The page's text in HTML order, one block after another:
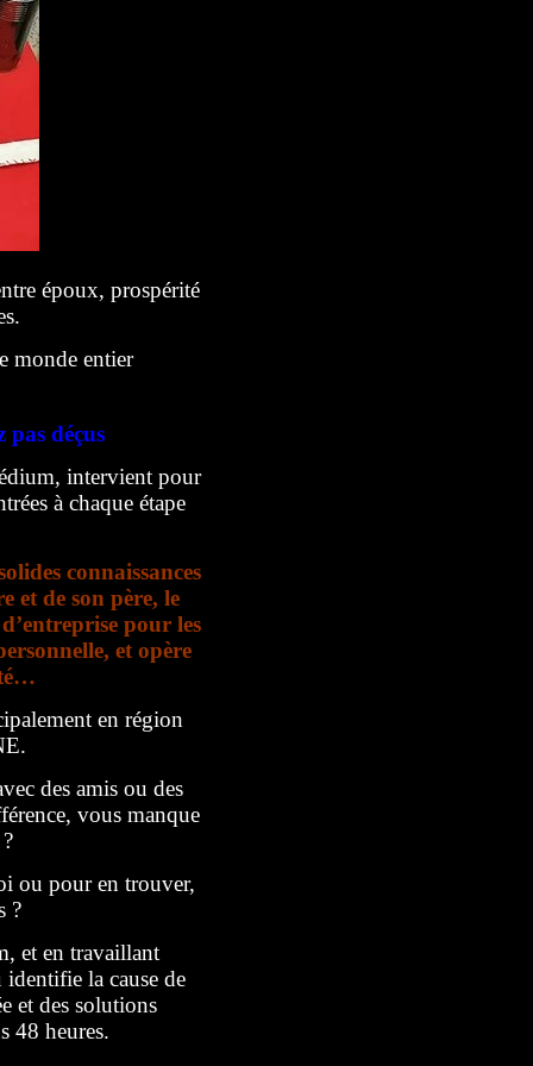
époux, prospérité
monde entier
pas déçus
intervient pour
à chaque étape
connaissances
et de son père, le
pour les
et opère
en région
des amis ou des
vous manque
ou pour en trouver,
?
et en travaillant
la cause de
et des solutions
48 heures.